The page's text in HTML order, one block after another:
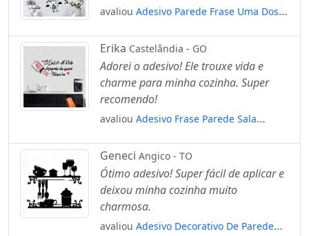
avaliou Adesivo Parede Frase Uma Dose
Erika Castelândia - GO
Adorei o adesivo! Ele trouxe vida e
charme para minha cozinha. Super
recomendo!
avaliou Adesivo Frase Parede Sala
Mod:971
Geneci Angico - TO
Ótimo adesivo! Super fácil de aplicar e
deixou minha cozinha muito
charmosa.
avaliou Adesivo Decorativo De Parede